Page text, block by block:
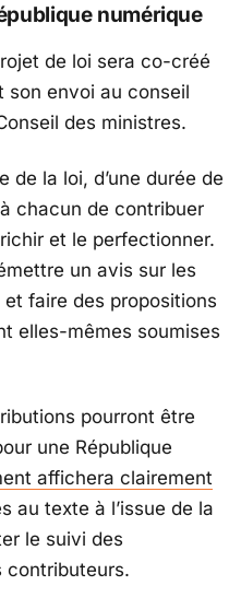
numérique
de loi sera co-créé
envoi au conseil
des ministres.
la loi, d’une durée de
chacun de contribuer
et le perfectionner.
un avis sur les
faire des propositions
elles-mêmes soumises
pourront être
une République
affichera clairement
au texte à l’issue de la
le suivi des
contributeurs.